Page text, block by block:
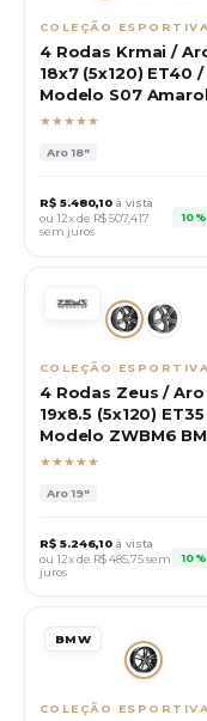
COLEÇÃO ESPORTIVA
4 Rodas Krmai /
18x7 (5x120) ET40 /
Modelo S07
★★★★★
Aro18"
R$ 5.480,10 à vista
ou 12x de R$507,417
sem juros
COLEÇÃO ESPORTIVA
4 Rodas Zeus / Aro
19x8.5 (5x120)
Modelo ZWBM6
M6
★★★★★
Aro19"
R$ 5.246,10 à vista
ou 12x de R$485,75sem
juros
BMW
COLEÇÃO ESPORTIVA